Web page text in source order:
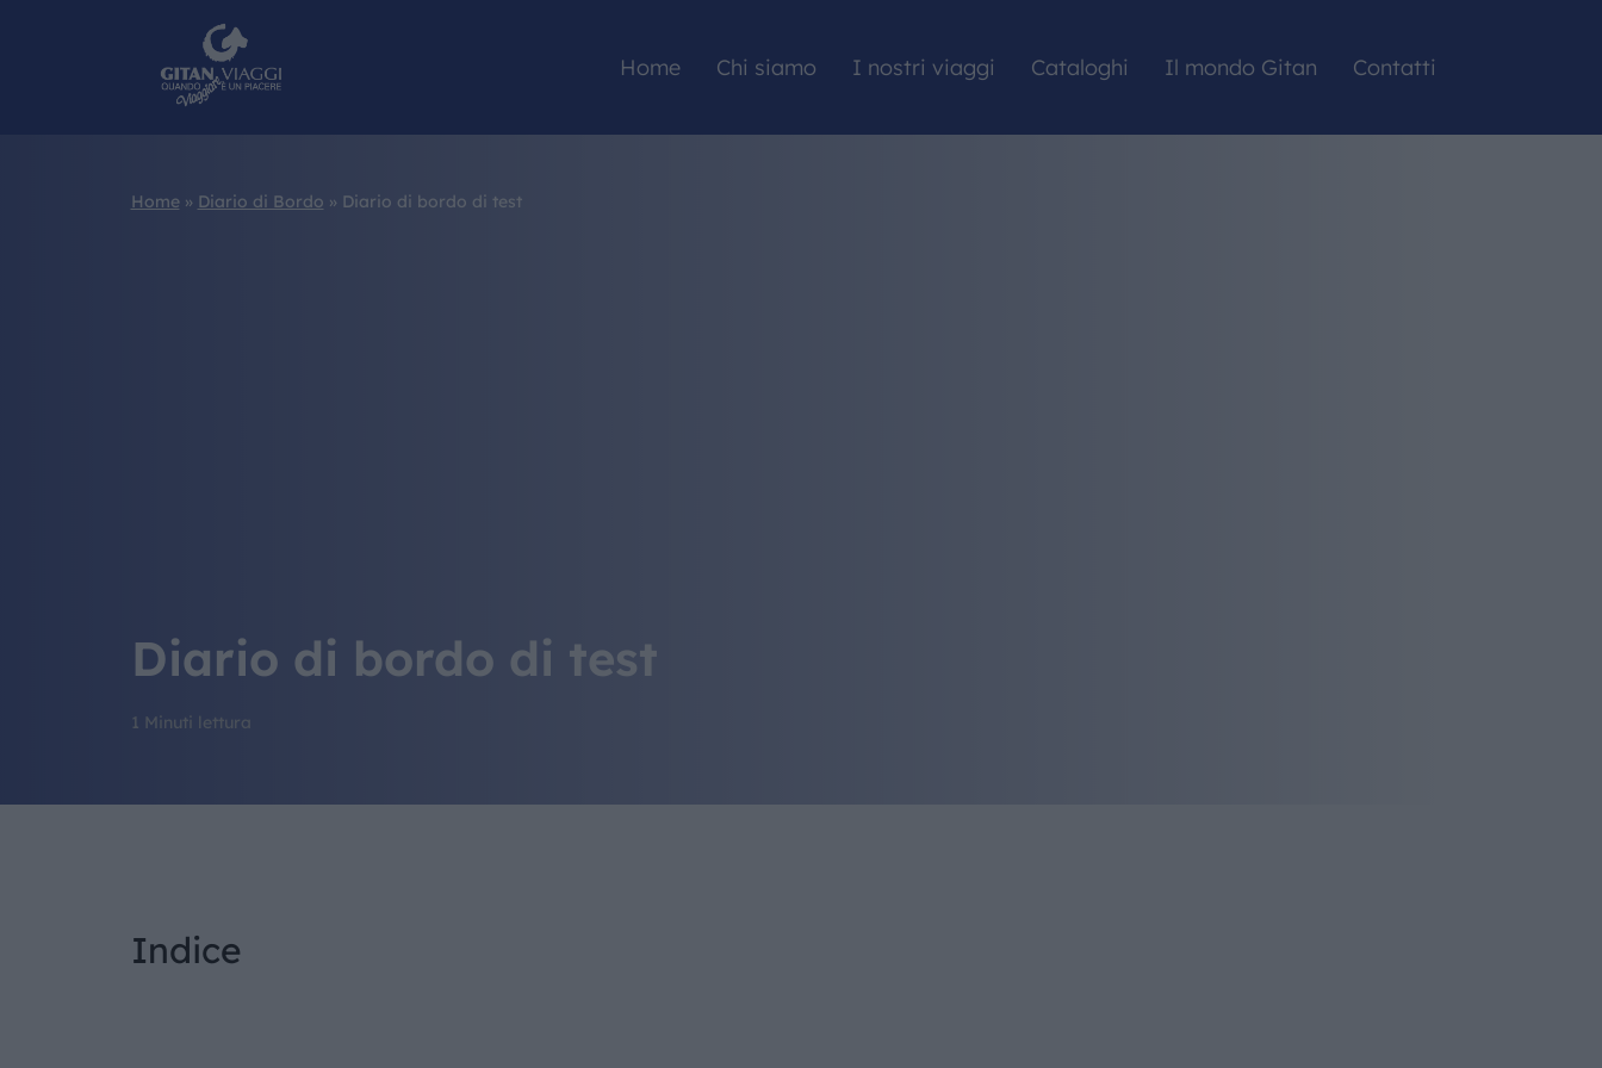
Home Chi siamo I nostri viaggi Cataloghi Il mondo Gitan Contatti
Home » Diario di Bordo » Diario di bordo di test
Diario di bordo di test
1 Minuti lettura
Indice